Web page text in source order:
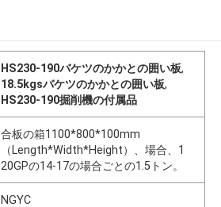
HS230-190バケツのかかとの囲い板,
18.5kgsバケツのかかとの囲い板,
HS230-190掘削機の付属品
合板の箱1100*800*100mm
（Length*Width*Height）、場合、1
20GPの14-17の場合ごとの1.5トン。
NGYC